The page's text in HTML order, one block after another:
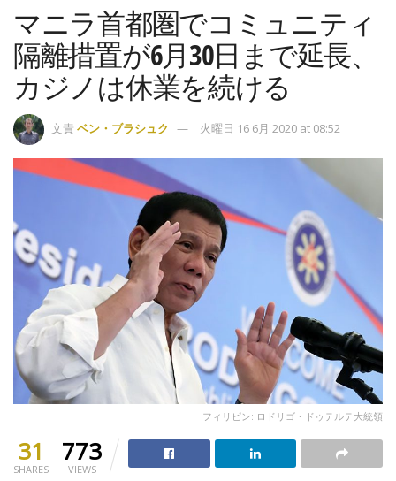
マニラ首都圏でコミュニティ
隔離措置が6月30日まで延長、
カジノは休業を続ける
文責 ベン・ブラシュク 火曜日 16 6月 2020 at 08:52
フィリピン: ロドリゴ・ドゥテルテ大統領
31
SHARES
773
VIEWS